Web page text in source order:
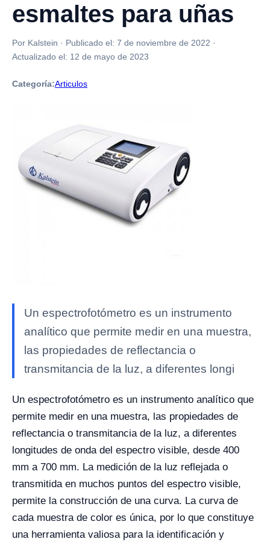
esmaltes para uñas
Por Kalstein · Publicado el: 7 de noviembre de 2022 ·
Actualizado el: 12 de mayo de 2023
Categoría:Articulos
Un espectrofotómetro es un instrumento
analítico que permite medir en una muestra,
las propiedades de reflectancia o
transmitancia de la luz, a diferentes longi
Un espectrofotómetro es un instrumento analítico que
permite medir en una muestra, las propiedades de
reflectancia o transmitancia de la luz, a diferentes
longitudes de onda del espectro visible, desde 400
mm a 700 mm. La medición de la luz reflejada o
transmitida en muchos puntos del espectro visible,
permite la construcción de una curva. La curva de
cada muestra de color es única, por lo que constituye
una herramienta valiosa para la identificación y